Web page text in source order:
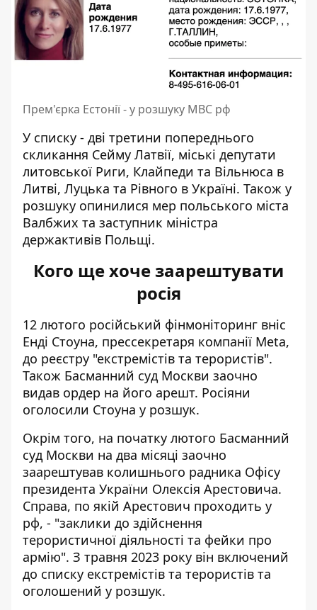
Прем'єрка Естонії - у розшуку МВС рф
У списку - дві третини попереднього
скликання Сейму Латвії, міські депутати
литовської Риги, Клайпеди та Вільнюса в
Литві, Луцька та Рівного в Україні. Також у
розшуку опинилися мер польського міста
Валбжих та заступник міністра
держактивів Польщі.
Кого ще хоче заарештувати
росія
12 лютого російський фінмоніторинг вніс
Енді Стоуна, прессекретаря компанії Meta,
до реєстру "екстремістів та терористів".
Також Басманний суд Москви заочно
видав ордер на його арешт. Росіяни
оголосили Стоуна у розшук.
Окрім того, на початку лютого Басманний
суд Москви на два місяці заочно
заарештував колишнього радника Офісу
президента України Олексія Арестовича.
Справа, по якій Арестович проходить у
рф, - "заклики до здійснення
терористичної діяльності та фейки про
армію". З травня 2023 року він включений
до списку екстремістів та терористів та
оголошений у розшук.